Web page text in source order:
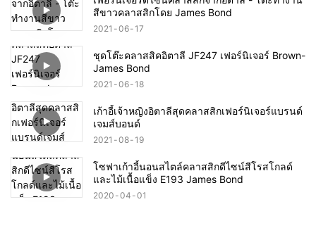
สีขาวคลาสสิกโดย James Bond
2021 06 17
ชุดโต๊ะคลาสสิคอิตาลี JF247 เฟอร์นิเจอร์ Brown-
James Bond
2021 06 18
เก้าอี้เจ้าหญิงอิตาลีสุดคลาสสิกเฟอร์นิเจอร์แบรนด์
เจมส์บอนด์
2021 08 19
โซฟาเก้าอี้นอนสไตล์คลาสสิกดีไซน์สีโรสโกลด์
และไม้เนื้อแข็ง E193 James Bond
2020 04 01